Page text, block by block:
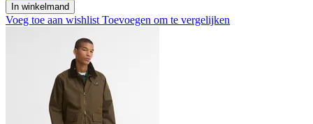
In winkelmand
Voeg toe aan wishlist Toevoegen om te vergelijken